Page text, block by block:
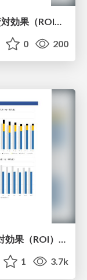
産業用自家消費型太陽光450kW 投資対効果（ROI）・投資回収期間シミュレーション結果（エネがえるBiz診断レポートサンプル）
0 200
1 3.7k